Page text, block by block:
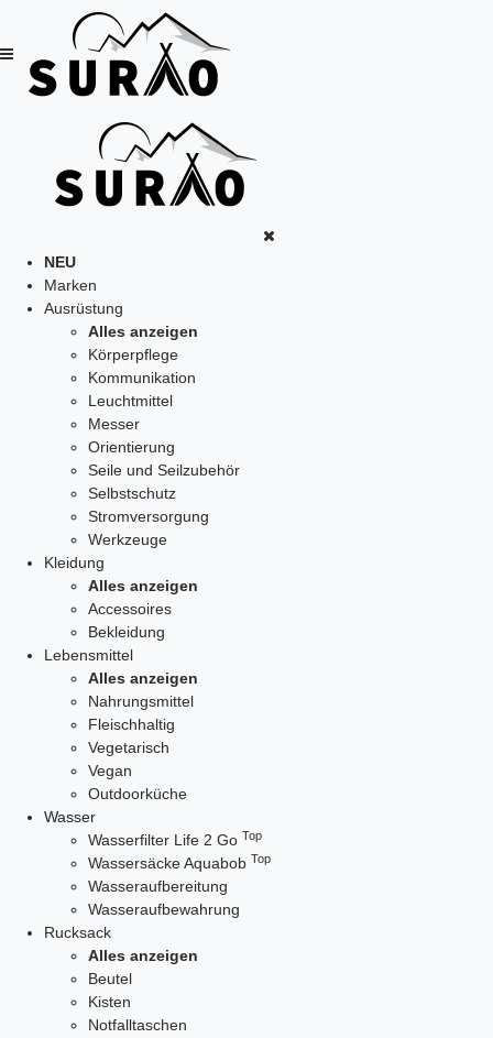
NEU
Marken
Ausrüstung
Alles anzeigen
Körperpflege
Kommunikation
Leuchtmittel
Messer
Orientierung
Seile und Seilzubehör
Selbstschutz
Stromversorgung
Werkzeuge
Kleidung
Alles anzeigen
Accessoires
Bekleidung
Lebensmittel
Alles anzeigen
Nahrungsmittel
Fleischhaltig
Vegetarisch
Vegan
Outdoorküche
Wasser
Wasserfilter Life 2 Go Top
Wassersäcke Aquabob Top
Wasseraufbereitung
Wasseraufbewahrung
Rucksack
Alles anzeigen
Beutel
Kisten
Notfalltaschen